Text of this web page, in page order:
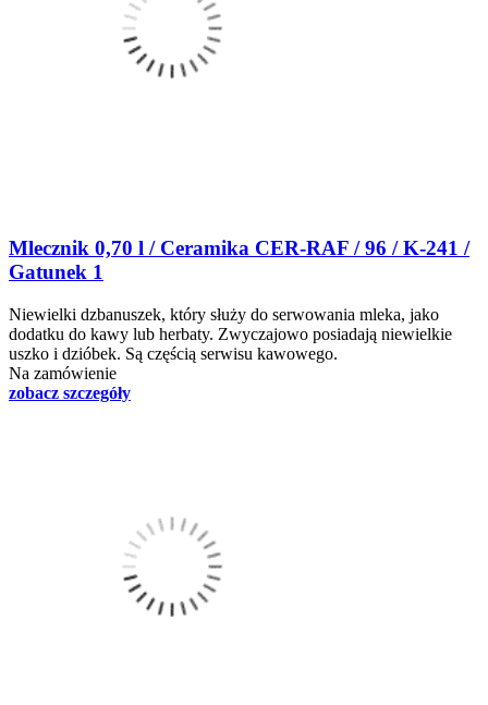
Mlecznik 0,70 l / Ceramika CER-RAF / 96 / K-241 /
Gatunek 1
Niewielki dzbanuszek, który służy do serwowania mleka, jako
dodatku do kawy lub herbaty. Zwyczajowo posiadają niewielkie
uszko i dzióbek. Są częścią serwisu kawowego.
Na zamówienie
zobacz szczegóły